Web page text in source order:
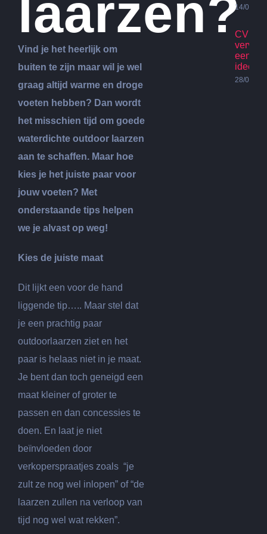
laarzen?
Vind je het heerlijk om
buiten te zijn maar wil je wel
graag altijd warme en droge
voeten hebben? Dan wordt
het misschien tijd om goede
waterdichte outdoor laarzen
aan te schaffen. Maar hoe
kies je het juiste paar voor
jouw voeten? Met
onderstaande tips helpen
we je alvast op weg!
Kies de juiste maat
Dit lijkt een voor de hand
liggende tip….. Maar stel dat
je een prachtig paar
outdoorlaarzen ziet en het
paar is helaas niet in je maat.
Je bent dan toch geneigd een
maat kleiner of groter te
passen en dan concessies te
doen. En laat je niet
beïnvloeden door
verkoperspraatjes zoals “je
zult ze nog wel inlopen” of “de
laarzen zullen na verloop van
tijd nog wel wat rekken”.
14/07/
CV
een
idee?
28/06/